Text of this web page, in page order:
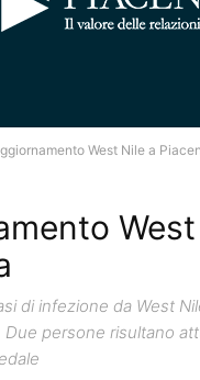
West Nile a
di infezione da West
Due persone risultano